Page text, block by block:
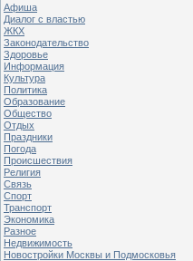
Афиша
Диалог с властью
ЖКХ
Законодательство
Здоровье
Информация
Культура
Политика
Образование
Общество
Отдых
Праздники
Погода
Происшествия
Религия
Связь
Спорт
Транспорт
Экономика
Разное
Недвижимость
Новостройки Москвы и Подмосковья